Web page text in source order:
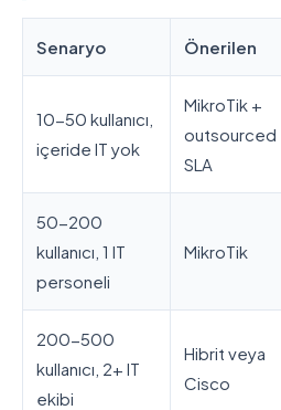
Senaryo Önerilen
10-50 kullanıcı,
içeride IT yok
MikroTik +
outsourced
SLA
50-200
kullanıcı, 1 IT
personeli
MikroTik
200-500
kullanıcı, 2+ IT
ekibi
Hibrit veya
Cisco